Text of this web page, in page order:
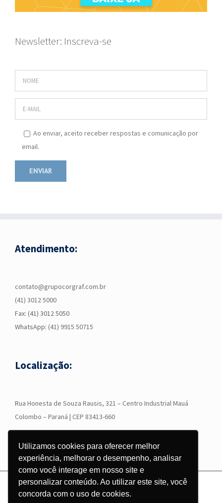
Utilizamos cookies para oferecer melhor
experiência, melhorar o desempenho, analisar
como você interage em nosso site e
personalizar conteúdo. Ao utilizar este site, você
concorda com o uso de cookies.
Newsletter: Inscreva-se
Ao enviar, aceito receber respostas e comunicação por
email.
Atendimento:
contato@grupocorgraf.com.br
(41) 3012 5000
Fax: (41) 3012 5050
WhatsApp: (41) 9915 50715
Localização:
Rua Honesta de Souza Rausis, 321 – Centro Industrial Mauá
Colombo – Paraná | CEP 83413-660
© Copyright
2026 - Grupo Corgraf - Todos os direitos reservados |